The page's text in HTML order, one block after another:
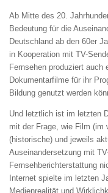
Ab Mitte des 20.
Bedeutung für die
Deutschland ab den 60er
in Kooperation mit TV-
Fernsehen produziert auch
Dokumentarfilme für ihr
Bildung genutzt werden
Und letztlich ist im letzten
mit der Frage, wie Film (im
(historische) und jeweils
Auseinandersetzung mit
Fernsehberichterstattung
Internet spielte im letzten
Medienrealität und